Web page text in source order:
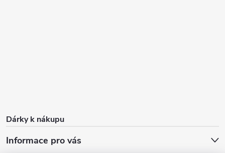
Dárky k nákupu
Informace pro vás